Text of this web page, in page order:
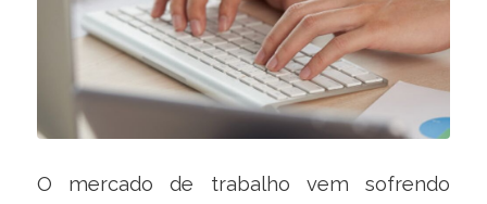
O mercado de trabalho vem sofrendo